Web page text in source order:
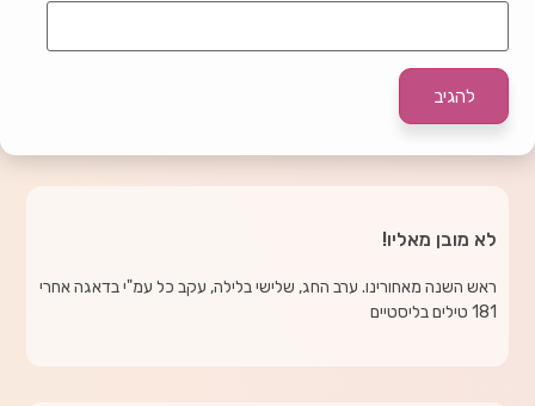
לא מובן מאליו!
ראש השנה מאחורינו. ערב החג, שלישי בלילה, עקב כל עמ"י בדאגה אחרי
181 טילים בליסטיים